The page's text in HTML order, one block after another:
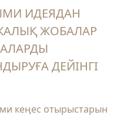
ИДЕЯДАН
ЖОБАЛАР
ДЕЙІНГІ
кеңес отырыстарын